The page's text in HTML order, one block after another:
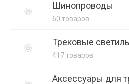
Шинопроводы
60 товаров
Трековые
417 товаров
Аксессуары для